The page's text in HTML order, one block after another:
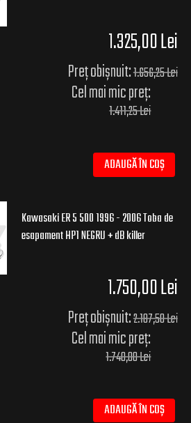
1.325,00 Lei
Preț obișnuit:1.656,25 Lei
Cel mai mic preț:
1.411,25 Lei
ADAUGĂ ÎN COȘ
Kawasaki ER 5 500 1996 - 2006 Toba de
esapament HP1 NEGRU + dB killer
1.750,00 Lei
Preț obișnuit:2.187,50 Lei
Cel mai mic preț:
1.740,00 Lei
ADAUGĂ ÎN COȘ